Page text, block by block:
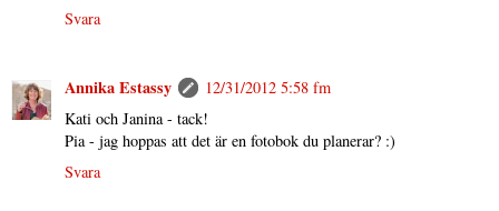
Svara
Annika Estassy
12/31/2012 5:58 fm
Kati och Janina - tack!
Pia - jag hoppas att det är en fotobok du planerar? :)
Svara